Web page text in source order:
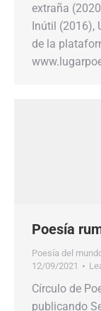
extraña
Inútil (2016),
de la
Poesía
Poesía del
12/09/2021
Círculo de
publicando